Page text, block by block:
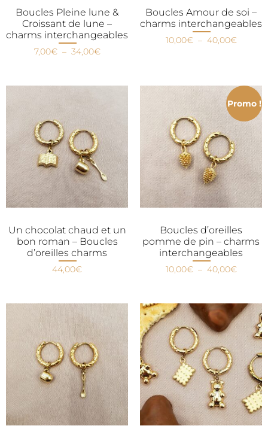
Boucles Pleine lune &
Croissant de lune –
charms interchangeables
7,00€ – 34,00€
Boucles Amour de soi –
charms interchangeables
10,00€ – 40,00€
Un chocolat chaud et un
bon roman – Boucles
d’oreilles charms
44,00€
Promo !
Boucles d’oreilles
pomme de pin – charms
interchangeables
10,00€ – 40,00€